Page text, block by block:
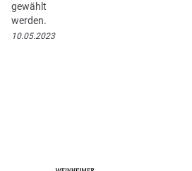
gewählt
werden.
10.05.2023